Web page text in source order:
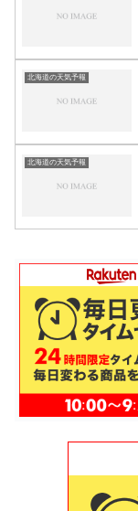
北海道の天気予報
北海道の天気予報